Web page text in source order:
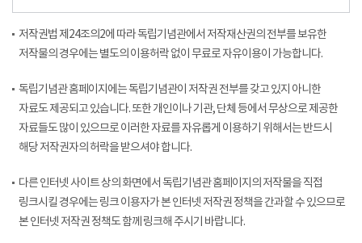
저작권법 제24조의2에 따라 독립기념관에서 저작재산권의 전부를 보유한
저작물의 경우에는 별도의 이용허락 없이 무료로 자유이용이 가능합니다.
독립기념관 홈페이지에는 독립기념관이 저작권 전부를 갖고 있지 아니한
자료도 제공되고 있습니다. 또한 개인이나 기관, 단체 등에서 무상으로 제공한
자료들도 많이 있으므로 이러한 자료를 자유롭게 이용하기 위해서는 반드시
해당 저작권자의 허락을 받으셔야 합니다.
다른 인터넷 사이트 상의 화면에서 독립기념관 홈페이지의 저작물을 직접
링크시킬 경우에는 링크 이용자가 본 인터넷 저작권 정책을 간과할 수 있으므로
본 인터넷 저작권 정책도 함께 링크해 주시기 바랍니다.